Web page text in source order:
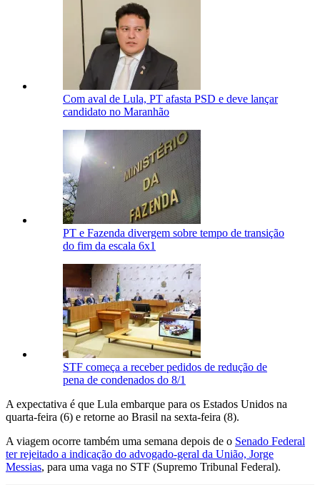
Com aval de Lula, PT afasta PSD e deve lançar
candidato no Maranhão
PT e Fazenda divergem sobre tempo de transição
do fim da escala 6x1
STF começa a receber pedidos de redução de
pena de condenados do 8/1
A expectativa é que Lula embarque para os Estados Unidos na
quarta-feira (6) e retorne ao Brasil na sexta-feira (8).
A viagem ocorre também uma semana depois de o Senado Federal
ter rejeitado a indicação do advogado-geral da União, Jorge
Messias, para uma vaga no STF (Supremo Tribunal Federal).